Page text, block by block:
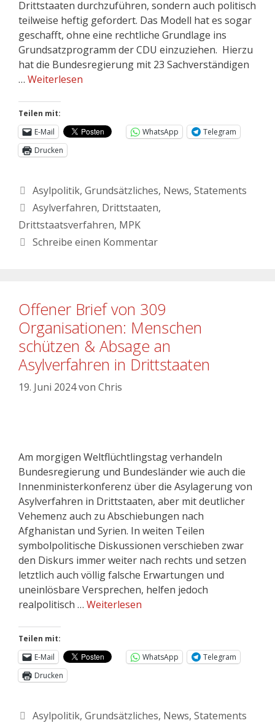
Drittstaaten durchzuführen, sondern auch politisch
teilweise heftig gefordert. Das Modell hat es sogar
geschafft, ohne eine rechtliche Grundlage ins
Grundsatzprogramm der CDU einzuziehen. Hierzu
hat die Bundesregierung mit 23 Sachverständigen
… Weiterlesen
Teilen mit:
E-Mail
WhatsApp
Telegram
Drucken
Asylpolitik, Grundsätzliches, News, Statements
Asylverfahren, Drittstaaten,
Drittstaatsverfahren, MPK
Schreibe einen Kommentar
Offener Brief von 309
Organisationen: Menschen
schützen & Absage an
Asylverfahren in Drittstaaten
19. Juni 2024von Chris
Am morgigen Weltflüchtlingstag verhandeln
Bundesregierung und Bundesländer wie auch die
Innenministerkonferenz über die Asylagerung von
Asylverfahren in Drittstaaten, aber mit deutlicher
Vehemenz auch zu Abschiebungen nach
Afghanistan und Syrien. In weiten Teilen
symbolpolitische Diskussionen verschieben zwar
den Diskurs immer weiter nach rechts und setzen
letztlich auch völlig falsche Erwartungen und
uneinlösbare Versprechen, helfen jedoch
realpolitisch … Weiterlesen
Teilen mit:
E-Mail
WhatsApp
Telegram
Drucken
Asylpolitik, Grundsätzliches, News, Statements